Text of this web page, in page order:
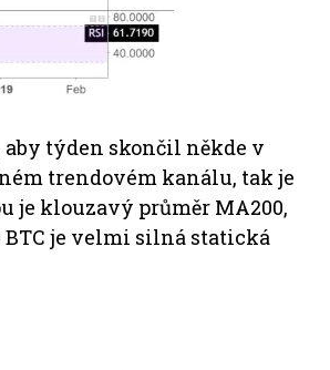
aby týden skončil někde v
trendovém kanálu, tak je
je klouzavý průměr MA200,
BTC je velmi silná statická